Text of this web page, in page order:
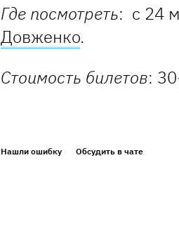
Где посмотреть: с 24
Довженко.
Стоимость билетов:
Нашли ошибку Обсудить в чате